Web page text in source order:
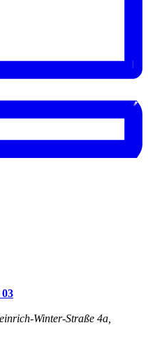
Winter-Straße 4a,